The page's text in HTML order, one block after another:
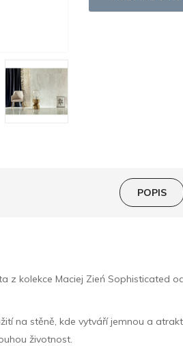
POPIS
z kolekce Maciej Zień
na stěně, kde vytváří jemnou a
životnost.